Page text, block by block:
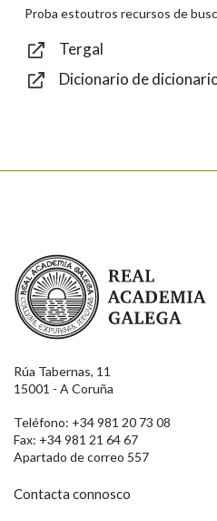
Enviar
Proba estoutros recursos de
Tergal
Dicionario de
Real Academia Galega
Rúa Tabernas, 11
15001 - A Coruña
Teléfono: +34 981 20 73 08
Fax: +34 981 21 64 67
Apartado de correo 557
Contacta connosco